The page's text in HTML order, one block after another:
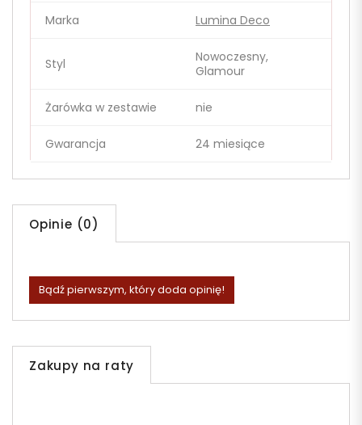
Marka Lumina Deco
Styl
Nowoczesny,
Glamour
Żarówka w zestawie nie
Gwarancja 24 miesiące
Opinie (0)
Bądź pierwszym, który doda opinię!
Zakupy na raty